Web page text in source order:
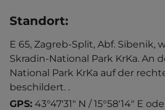
Standort:
E 65, Zagreb-Split, Abf. Sibenik,
Skradin-National Park KrKa. An
National Park KrKa auf der
beschildert. .
GPS: 43°47'31" N / 15°58'14" E